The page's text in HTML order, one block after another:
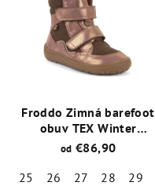
Froddo Zimná barefoot
obuv TEX Winter
Pink/Gold
od €86,90
25
26 27 28 29